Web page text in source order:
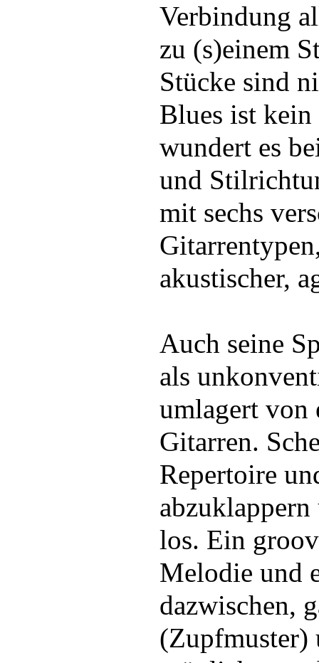
Verbindung
zu (s)einem
Stücke sind
Blues ist kein
wundert es
und
mit sechs
akustischer,
Auch seine
als
umlagert von
Gitarren.
Repertoire
los. Ein
Melodie und
dazwischen,
(Zupfmuster)